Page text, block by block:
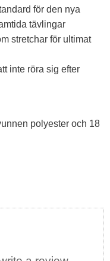
för den nya
tävlingar
stretchar för ultimat
inte röra sig efter
polyester och 18